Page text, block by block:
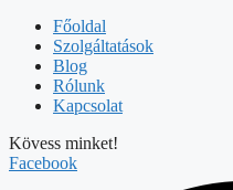
Főoldal
Szolgáltatások
Blog
Rólunk
Kapcsolat
Kövess minket!
Facebook